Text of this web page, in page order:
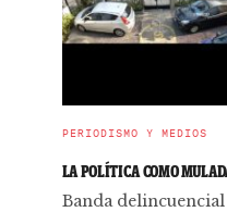
PERIODISMO Y MEDIOS
LA POLÍTICA COMO
Banda delincuencial